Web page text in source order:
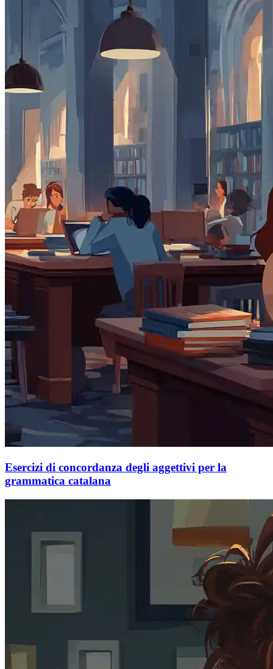
Esercizi di concordanza degli aggettivi per la
grammatica catalana